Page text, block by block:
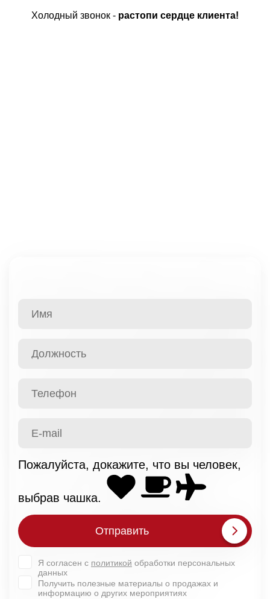
Холодный звонок - растопи сердце клиента!
Имя
Должность
Телефон
E-mail
Пожалуйста, докажите, что вы человек,
выбрав чашка.
Отправить
Я согласен с политикой обработки персональных
данных
Получить полезные материалы о продажах и
информацию о других мероприятиях